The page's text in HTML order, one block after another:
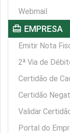
Webmail
card_travel EMPRESA
Emitir Nota
2ª Via de
Certidão de
Certidão
Validar
Portal do